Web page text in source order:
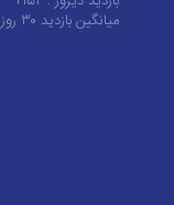
میانگین بازدید ۳۰ روز گذشته :